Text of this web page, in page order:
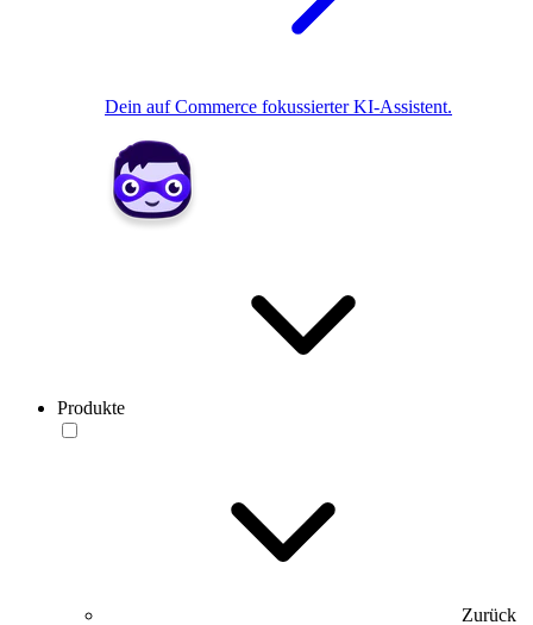
Dein auf Commerce fokussierter KI-Assistent.
Produkte
Zurück